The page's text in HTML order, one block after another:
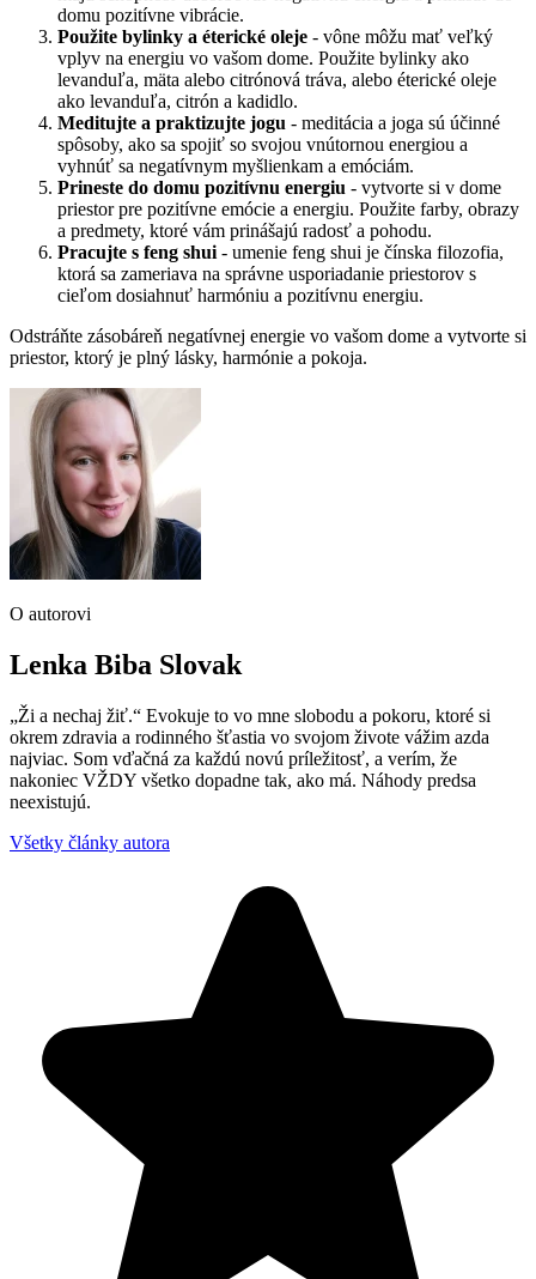
domu pozitívne vibrácie.
Použite bylinky a éterické oleje - vône môžu mať veľký
vplyv na energiu vo vašom dome. Použite bylinky ako
levanduľa, mäta alebo citrónová tráva, alebo éterické oleje
ako levanduľa, citrón a kadidlo.
Meditujte a praktizujte jogu - meditácia a joga sú účinné
spôsoby, ako sa spojiť so svojou vnútornou energiou a
vyhnúť sa negatívnym myšlienkam a emóciám.
Prineste do domu pozitívnu energiu - vytvorte si v dome
priestor pre pozitívne emócie a energiu. Použite farby, obrazy
a predmety, ktoré vám prinášajú radosť a pohodu.
Pracujte s feng shui - umenie feng shui je čínska filozofia,
ktorá sa zameriava na správne usporiadanie priestorov s
cieľom dosiahnuť harmóniu a pozitívnu energiu.
Odstráňte zásobáreň negatívnej energie vo vašom dome a vytvorte si
priestor, ktorý je plný lásky, harmónie a pokoja.
O autorovi
Lenka Biba Slovak
„Ži a nechaj žiť.“ Evokuje to vo mne slobodu a pokoru, ktoré si
okrem zdravia a rodinného šťastia vo svojom živote vážim azda
najviac. Som vďačná za každú novú príležitosť, a verím, že
nakoniec VŽDY všetko dopadne tak, ako má. Náhody predsa
neexistujú.
Všetky články autora